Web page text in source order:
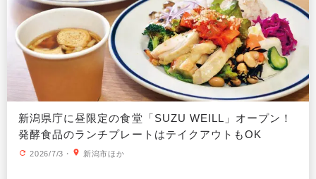
新潟県庁に昼限定の食堂「SUZU WEILL」オープン！
発酵食品のランチプレートはテイクアウトもOK
2026/7/3 ・ 新潟市ほか